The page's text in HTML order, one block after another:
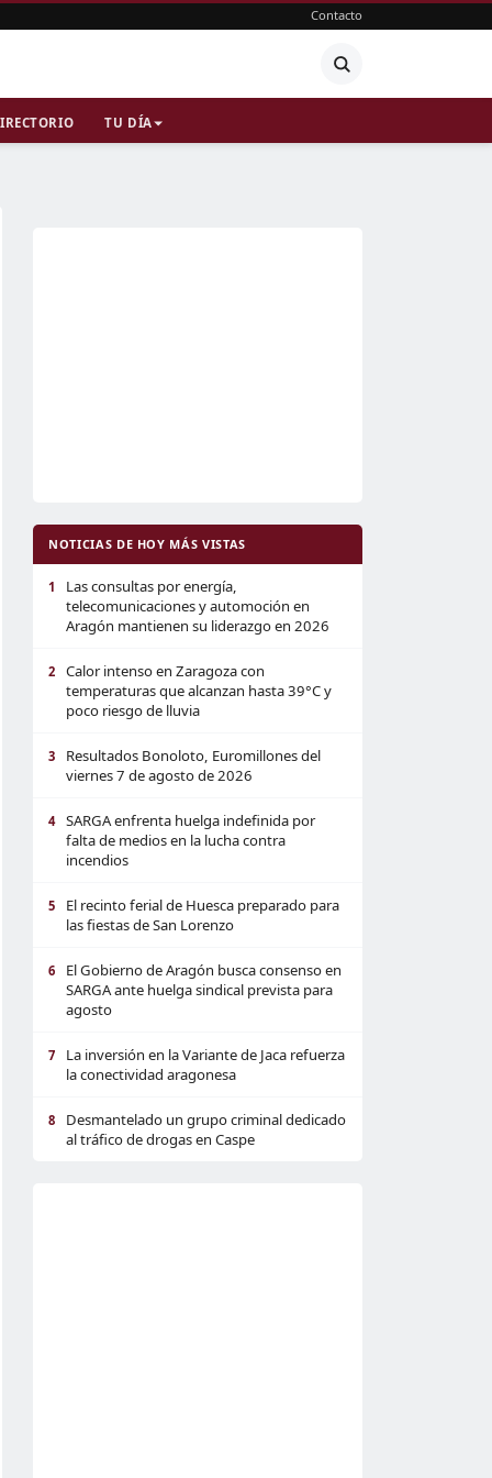
Contacto
TU DÍA
NOTICIAS DE HOY MÁS VISTAS
1
Las consultas por energía,
telecomunicaciones y automoción en
Aragón mantienen su liderazgo en 2026
2
Calor intenso en Zaragoza con
temperaturas que alcanzan hasta 39°C y
poco riesgo de lluvia
3
Resultados Bonoloto, Euromillones del
viernes 7 de agosto de 2026
4
SARGA enfrenta huelga indefinida por
falta de medios en la lucha contra
incendios
5
El recinto ferial de Huesca preparado para
las fiestas de San Lorenzo
6
El Gobierno de Aragón busca consenso en
SARGA ante huelga sindical prevista para
agosto
7
La inversión en la Variante de Jaca refuerza
la conectividad aragonesa
8
Desmantelado un grupo criminal dedicado
al tráfico de drogas en Caspe